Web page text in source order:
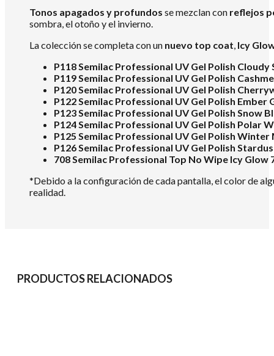
Tonos apagados y profundos se mezclan con reflejos
sombra, el otoño y el invierno.
La colección se completa con un nuevo top coat, Icy
P118 Semilac Professional UV Gel Polish Cloudy
P119 Semilac Professional UV Gel Polish
P120 Semilac Professional UV Gel Polish
P122 Semilac Professional UV Gel Polish Ember
P123 Semilac Professional UV Gel Polish Snow
P124 Semilac Professional UV Gel Polish Polar
P125 Semilac Professional UV Gel Polish
P126 Semilac Professional UV Gel Polish
708 Semilac Professional Top No Wipe Icy Glow
*Debido a la configuración de cada pantalla, el color de
realidad.
PRODUCTOS RELACIONADOS